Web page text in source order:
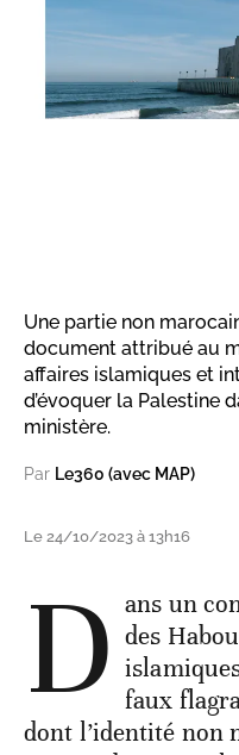
Une partie non
document attribué au
affaires islamiques et
d’évoquer la Palestine
ministère.
Par Le360 (avec MAP)
Le 24/10/2023 à 13h16
D ans un
des
faux
dont l’identité non